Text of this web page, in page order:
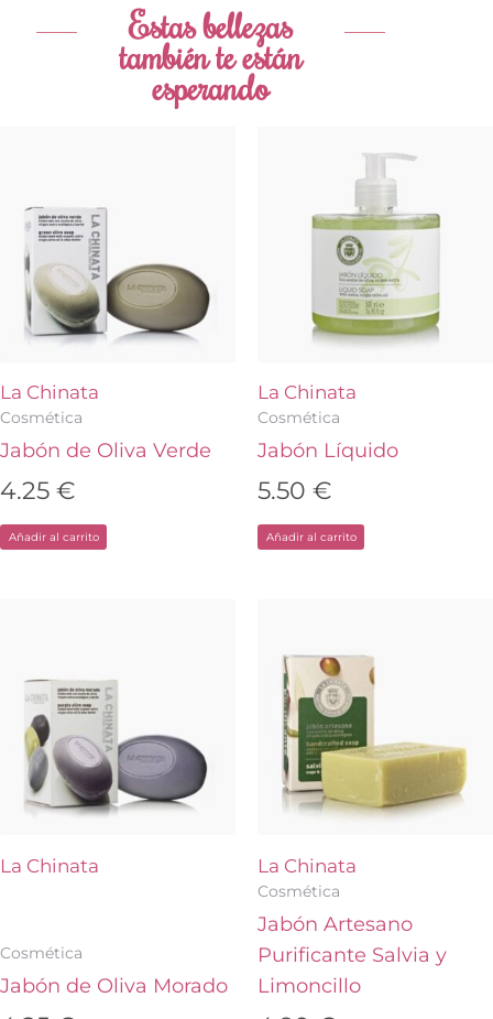
Estas bellezas
también te están
esperando
La Chinata
Cosmética
Jabón de Oliva Verde
4.25 €
Añadir al carrito
La Chinata
Cosmética
Jabón Líquido
5.50 €
Añadir al carrito
La Chinata
Cosmética
Jabón de Oliva Morado
La Chinata
Cosmética
Jabón Artesano
Purificante Salvia y
Limoncillo